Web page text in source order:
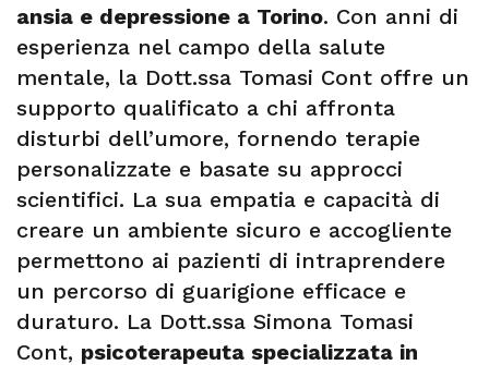
ansia e depressione a Torino. Con anni di
esperienza nel campo della salute
mentale, la Dott.ssa Tomasi Cont offre un
supporto qualificato a chi affronta
disturbi dell’umore, fornendo terapie
personalizzate e basate su approcci
scientifici. La sua empatia e capacità di
creare un ambiente sicuro e accogliente
permettono ai pazienti di intraprendere
un percorso di guarigione efficace e
duraturo. La Dott.ssa Simona Tomasi
Cont, psicoterapeuta specializzata in